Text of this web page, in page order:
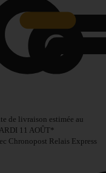
de livraison estimée au
11 AOÛT*
Chronopost Relais Express